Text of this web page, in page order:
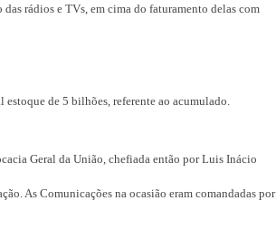
rádios e TVs, em cima do faturamento delas com
de 5 bilhões, referente ao acumulado.
Geral da União, chefiada então por Luis Inácio
As Comunicações na ocasião eram comandadas por